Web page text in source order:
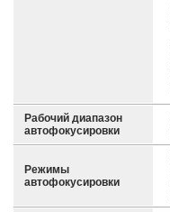
Рабочий диапазон
автофокусировки
Режимы
автофокусировки